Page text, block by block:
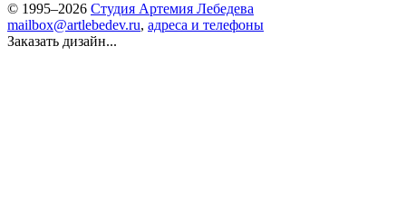
© 1995–2026 Студия Артемия Лебедева
mailbox@artlebedev.ru, адреса и телефоны
Заказать дизайн...